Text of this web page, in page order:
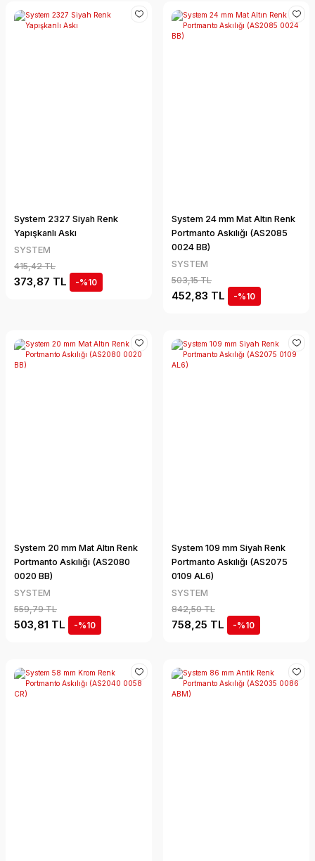
System 2327 Siyah Renk
Yapışkanlı Askı
SYSTEM
415,42 TL
373,87 TL -%10
System 24 mm Mat Altın Renk
Portmanto Askılığı (AS2085
0024 BB)
SYSTEM
503,15 TL
452,83 TL -%10
System 20 mm Mat Altın Renk
Portmanto Askılığı (AS2080
0020 BB)
SYSTEM
559,79 TL
503,81 TL -%10
System 109 mm Siyah Renk
Portmanto Askılığı (AS2075
0109 AL6)
SYSTEM
842,50 TL
758,25 TL -%10